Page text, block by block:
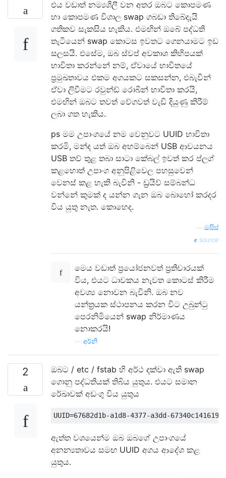
එය වඩාත් නම්‍යශීලී වන අතර ඔබට කොපමණ
හා කොපමණ විශාල swap ගබඩා තිබේදැයි
ගතිකව සැකසිය හැකිය. එමඟින් ඔබේ පද්ධති
තැටියෙන් swap කොටස ඉවතට ගෙනයාමට ඉඩ
සලසයි. එසේම, ඔබ ස්වප් අවකාශ කිහිපයක්
භාවිතා කරන්නේ නම්, ඒවායේ භාවිතයේ
ප්‍රමුඛතාවය එකම අගයකට සකසන්න, එබැවින්
ඒවා ලිවීමට රවුන්ඩ් රොබින් භාවිතා කරයි,
එමඟින් ඔබට තවත් වේගවත් වැඩි දියුණු කිරීම්
ලබා ගත හැකිය.
ps මම උපාංගයේ නම වෙනුවට UUID භාවිතා
කරමි, මන්ද යත් ඔබ අහම්බෙන් USB ආචයනය
USB තව් තුළ තබා සාටා කේබල් ඉවත් කර ප්ලග්
කළහොත් උපාංග අනුපිළිවෙල පහසුවෙන්
වෙනස් කළ හැකි බැවිනි - ඩ්‍රයිව් සම්බන්ධ
වන්නේ කුමක් ද යන්න ගැන ඔබ බොහෝ කරදර
විය යුතු නැත. කොහෙද.
ඔසිස්
source
මෙය වඩාත් ප්‍රයෝජනවත් ප්‍රතිචාරයක්
විය, එයට ධාවකය නැවත කොටස් කිරීම
අවශ්‍ය නොවන බැවිනි. ඔබ නව
යන්ත්‍රයක ස්ථාපනය කරන විට උබුන්ටු
පෙරනිමියෙන් swap නිර්මාණය
නොකරයි!
අර්නි
2
ඔබට / etc / fstab හි අර්ථ දක්වා ඇති swap
ගොනු පද්ධතියක් තිබිය යුතුය. එයට සමාන
රේඛාවක් අඩංගු විය යුතුය
ඇත්ත වශයෙන්ම ඔබ ඔබගේ උපාංගයේ
අනන්‍යතාවය සමඟ UUID අගය ආදේශ කළ
යුතුය.